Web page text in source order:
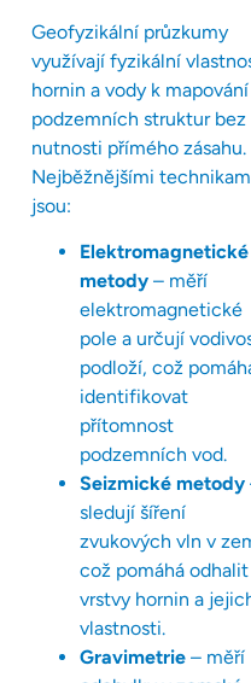
Geofyzikální průzkumy
využívají fyzikální
hornin a vody k mapování
podzemních struktur bez
nutnosti přímého zásahu.
Nejběžnějšími
jsou:
Elektromagnetické
metody – měří
elektromagnetické
pole a určují
podloží, což
identifikovat
přítomnost
podzemních vod.
Seizmické metody
sledují šíření
zvukových vln v
což pomáhá odhalit
vrstvy hornin a
vlastnosti.
Gravimetrie – měří